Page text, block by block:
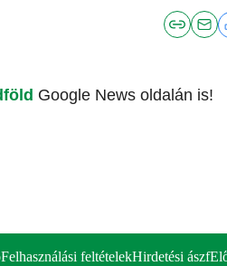
Google News oldalán is!
Felhasználási feltételekHirdetési ászf